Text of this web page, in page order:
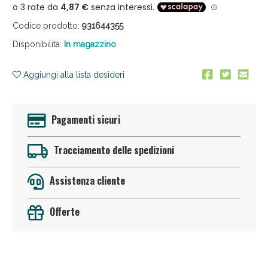
Codice prodotto: 931644355
Disponibilità: In magazzino
Aggiungi alla lista desideri
Pagamenti sicuri
Tracciamento delle spedizioni
Assistenza cliente
Offerte
Anticellulite e Fanghi: Sconto fino al 40% valido
oggi!